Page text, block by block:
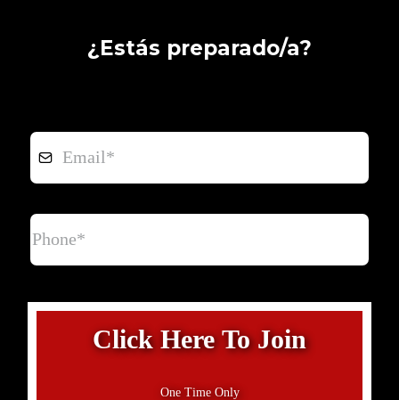
¿Estás preparado/a?
Click Here To Join